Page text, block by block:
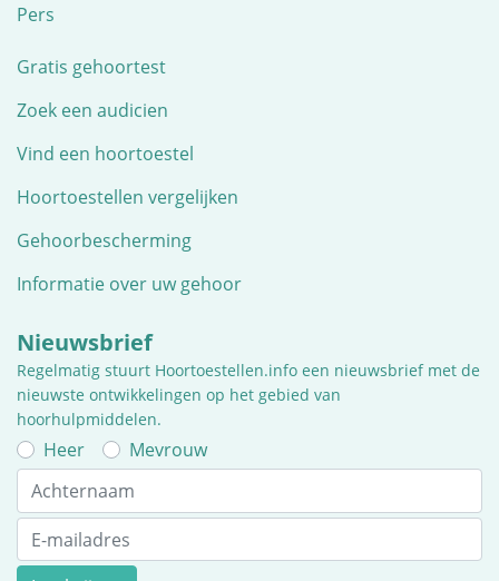
Pers
Gratis gehoortest
Zoek een audicien
Vind een hoortoestel
Hoortoestellen vergelijken
Gehoorbescherming
Informatie over uw gehoor
Nieuwsbrief
Regelmatig stuurt Hoortoestellen.info een nieuwsbrief met de
nieuwste ontwikkelingen op het gebied van
hoorhulpmiddelen.
Heer Mevrouw